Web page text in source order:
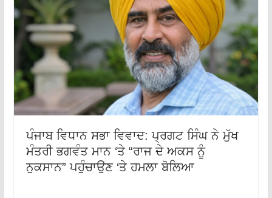
ਪੰਜਾਬ ਵਿਧਾਨ ਸਭਾ ਵਿਵਾਦ: ਪ੍ਰਗਟ ਸਿੰਘ ਨੇ ਮੁੱਖ
ਮੰਤਰੀ ਭਗਵੰਤ ਮਾਨ ‘ਤੇ “ਰਾਜ ਦੇ ਅਕਸ ਨੂੰ
ਨੁਕਸਾਨ” ਪਹੁੰਚਾਉਣ ‘ਤੇ ਹਮਲਾ ਬੋਲਿਆ